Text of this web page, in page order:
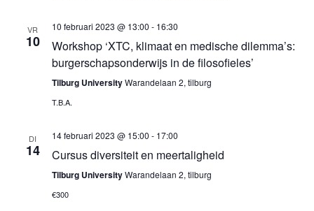
VR
10
10 februari 2023 @ 13:00 - 16:30
Workshop ‘XTC, klimaat en medische dilemma’s:
burgerschapsonderwijs in de filosofieles’
Tilburg UniversityWarandelaan 2, tilburg
T.B.A.
DI
14
14 februari 2023 @ 15:00 - 17:00
Cursus diversiteit en meertaligheid
Tilburg UniversityWarandelaan 2, tilburg
€300